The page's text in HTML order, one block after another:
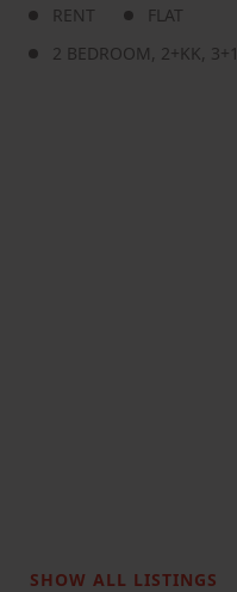
RENT
FLAT
2 BEDROOM, 2+KK, 3+1
SHOW ALL LISTINGS